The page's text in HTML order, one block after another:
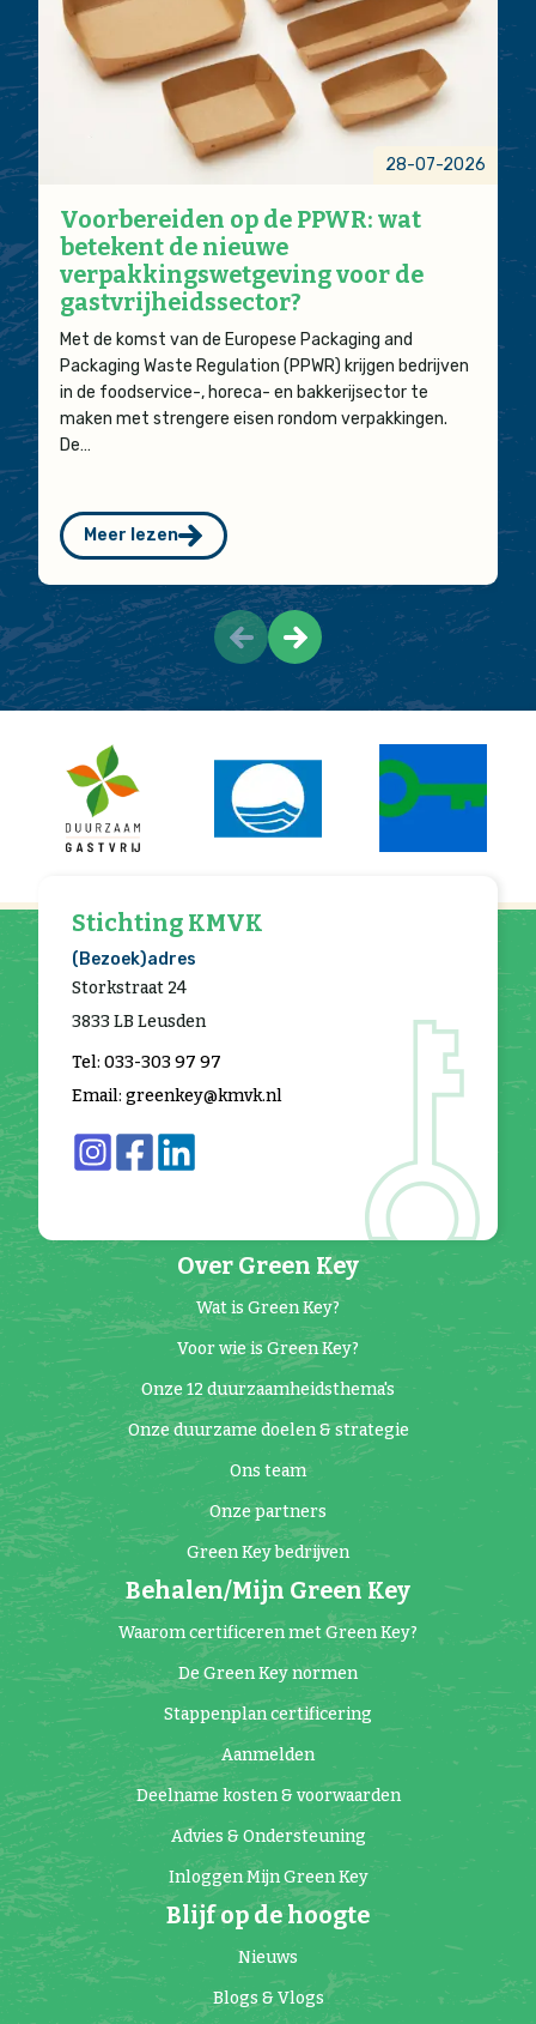
28-07-2026
Voorbereiden op de PPWR: wat
betekent de nieuwe
verpakkingswetgeving voor de
gastvrijheidssector?
Met de komst van de Europese Packaging and
Packaging Waste Regulation (PPWR) krijgen bedrijven
in de foodservice-, horeca- en bakkerijsector te
maken met strengere eisen rondom verpakkingen.
De…
Meer lezen
Over Green Key
Wat is Green Key?
Voor wie is Green Key?
Onze 12 duurzaamheidsthema's
Onze duurzame doelen & strategie
Ons team
Onze partners
Green Key bedrijven
Behalen/Mijn Green Key
Waarom certificeren met Green Key?
De Green Key normen
Stappenplan certificering
Aanmelden
Deelname kosten & voorwaarden
Advies & Ondersteuning
Inloggen Mijn Green Key
Blijf op de hoogte
Nieuws
Blogs & Vlogs
Stichting KMVK
(Bezoek)adres
Storkstraat 24
3833 LB Leusden
Tel: 033-303 97 97
Email: greenkey@kmvk.nl